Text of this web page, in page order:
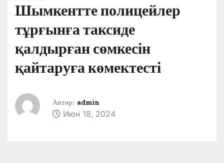
Шымкентте полицейлер
тұрғынға таксиде
қалдырған сөмкесін
қайтаруға көмектесті
Автор: admin
Июн 18, 2024